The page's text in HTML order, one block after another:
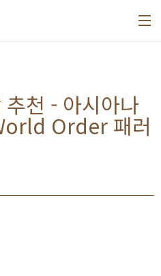
천 - 아시아나
Order 패러